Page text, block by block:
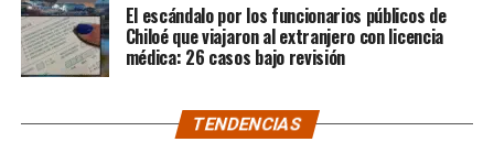
del encuentro y quien generó las chances más claras,
pero no estuvo fino a la hora de convertir.
El cuadro ‘Xeneize’, por su parte, resistió hasta último
momento y solo a través de Sebastián Villa tuvo alguna
oportunidad de gol.
El escándalo por los funcionarios públicos de
Chiloé que viajaron al extranjero con licencia
médica: 26 casos bajo revisión
TENDENCIAS